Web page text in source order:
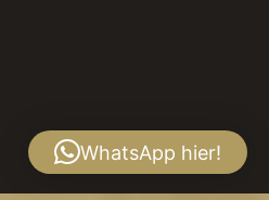
WhatsApp hier!